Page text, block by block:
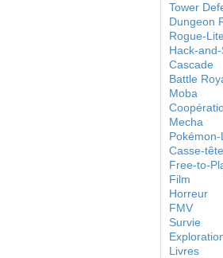
Tower
Dungeon
Rogue-Lite
Hack-
Cascade
Battle
Moba
Mecha
Pokémon-
Casse-tête
Free-to-
Film
Horreur
FMV
Survie
Livres